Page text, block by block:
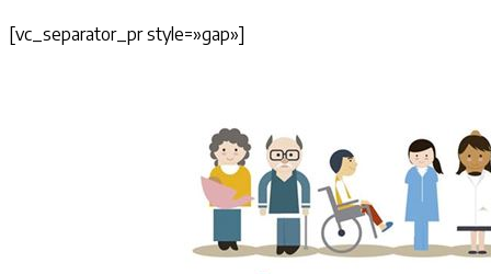
[vc_separator_pr style=»gap»]